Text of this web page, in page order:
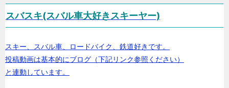
スバスキ(スバル車大好きスキーヤー)
スキー、スバル車、ロードバイク、鉄道好きです。
投稿動画は基本的にブログ（下記リンク参照ください）
と連動しています。